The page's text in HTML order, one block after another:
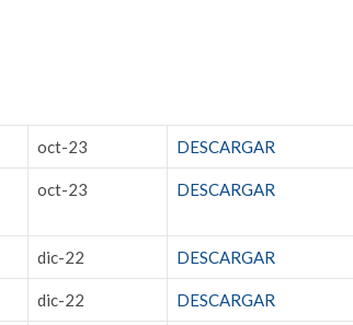
oct-23 DESCARGAR
oct-23 DESCARGAR
dic-22 DESCARGAR
dic-22 DESCARGAR